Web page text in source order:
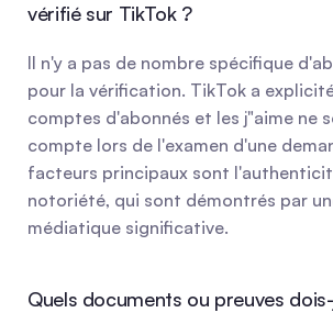
vérifié sur TikTok ?
Il n'y a pas de nombre spécifique
pour la vérification. TikTok a
comptes d'abonnés et les j"aime ne
compte lors de l'examen d'une
facteurs principaux sont
notoriété, qui sont démontrés par
médiatique significative.
Quels documents ou preuves